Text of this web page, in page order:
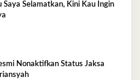
Saya Selamatkan, Kini Kau Ingin
Nonaktifkan Status Jaksa